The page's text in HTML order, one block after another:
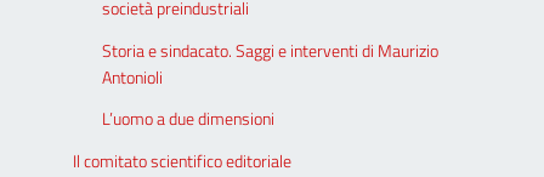
società preindustriali
Storia e sindacato. Saggi e interventi di Maurizio
Antonioli
L’uomo a due dimensioni
Il comitato scientifico editoriale